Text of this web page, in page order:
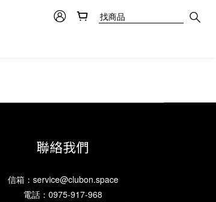
聯絡我們
信箱： service@clubon.space
電話：0975-917-968